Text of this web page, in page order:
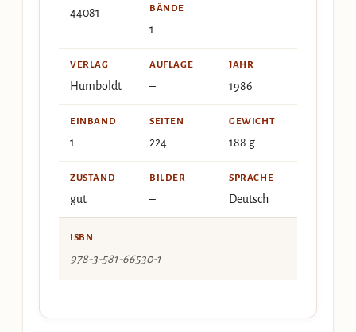
44081
BÄNDE
1
VERLAG
Humboldt
AUFLAGE
–
JAHR
1986
EINBAND
1
SEITEN
224
GEWICHT
188 g
ZUSTAND
gut
BILDER
–
SPRACHE
Deutsch
ISBN
978-3-581-66530-1